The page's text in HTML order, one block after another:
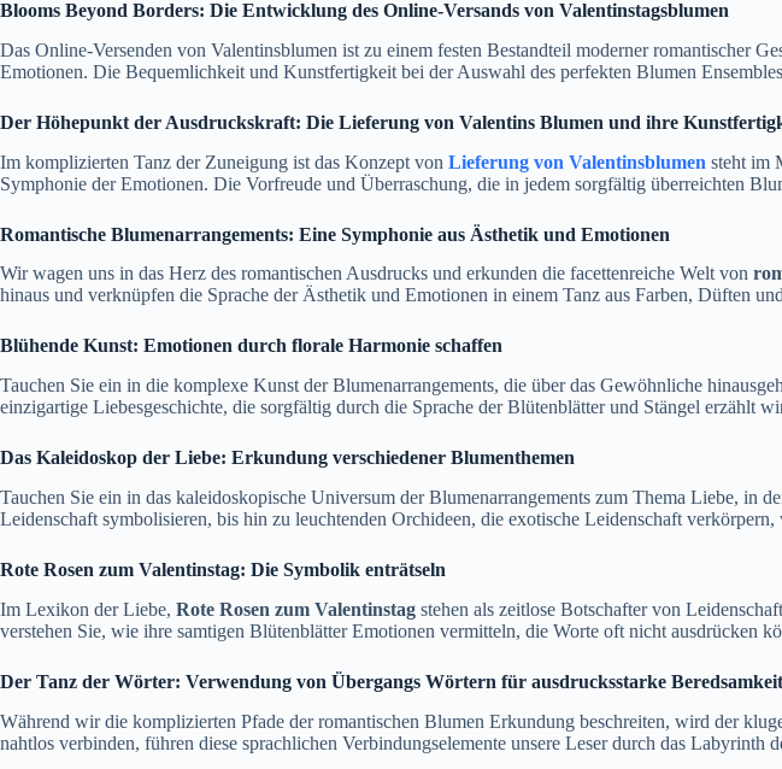
Blooms Beyond Borders: Die Entwicklung des Online-Versands von Valentinstagsblumen
Das Online-Versenden von Valentinsblumen ist zu einem festen Bestandteil moderner romantischer
Emotionen. Die Bequemlichkeit und Kunstfertigkeit bei der Auswahl des perfekten Blumen
Der Höhepunkt der Ausdruckskraft: Die Lieferung von Valentins Blumen und ihre
Im komplizierten Tanz der Zuneigung ist das Konzept von Lieferung von Valentinsblumen steht im
Symphonie der Emotionen. Die Vorfreude und Überraschung, die in jedem sorgfältig überreichten
Romantische Blumenarrangements: Eine Symphonie aus Ästhetik und Emotionen
Wir wagen uns in das Herz des romantischen Ausdrucks und erkunden die facettenreiche Welt von
hinaus und verknüpfen die Sprache der Ästhetik und Emotionen in einem Tanz aus Farben, Düften
Blühende Kunst: Emotionen durch florale Harmonie schaffen
Tauchen Sie ein in die komplexe Kunst der Blumenarrangements, die über das Gewöhnliche
einzigartige Liebesgeschichte, die sorgfältig durch die Sprache der Blütenblätter und Stängel erzählt
Das Kaleidoskop der Liebe: Erkundung verschiedener Blumenthemen
Tauchen Sie ein in das kaleidoskopische Universum der Blumenarrangements zum Thema Liebe, in
Leidenschaft symbolisieren, bis hin zu leuchtenden Orchideen, die exotische Leidenschaft
Rote Rosen zum Valentinstag: Die Symbolik enträtseln
Im Lexikon der Liebe, Rote Rosen zum Valentinstag stehen als zeitlose Botschafter von
verstehen Sie, wie ihre samtigen Blütenblätter Emotionen vermitteln, die Worte oft nicht ausdrücken
Der Tanz der Wörter: Verwendung von Übergangs Wörtern für ausdrucksstarke Beredsamkeit
Während wir die komplizierten Pfade der romantischen Blumen Erkundung beschreiten, wird der
nahtlos verbinden, führen diese sprachlichen Verbindungselemente unsere Leser durch das